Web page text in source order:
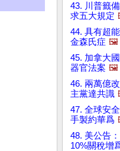
43. 川普籤
求五大規定
44. 具有超
金森氏症 🖼️
45. 加拿大
器官法案 🖼️
46. 兩萬億
主黨達共識
47. 全球安
手製約華爲
48. 美公告
10%關稅增